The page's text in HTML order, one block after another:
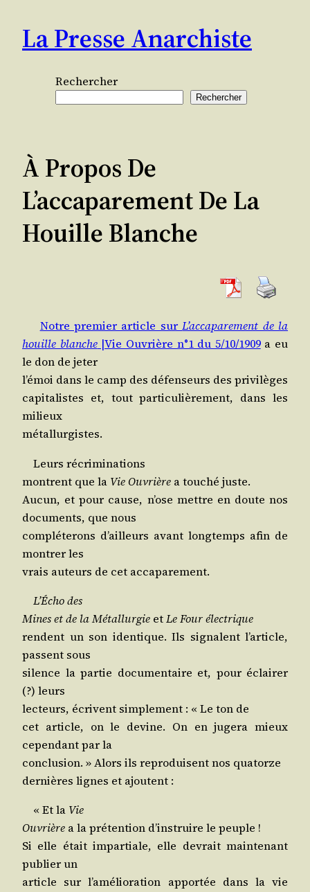
contenu
La Presse Anarchiste
Rechercher
Rechercher
À Propos De
L’accaparement De La
Houille Blanche
Notre pre­mier article surL’ac­ca­pa­re­ment de la
houille blanche|Vie Ouvrière n°1 du 5/​10/​1909a eu
le don de jeter
l’é­moi dans le camp des défen­seurs des privilèges
capi­ta­listes et, tout par­ti­cu­liè­re­ment, dans les
milieux
métallurgistes.
Leurs récriminations
montrent que la Vie Ouvrière a tou­ché juste.
Aucun, et pour cause, n’ose mettre en doute nos
docu­ments, que nous
com­plé­te­rons d’ailleurs avant long­temps afin de
mon­trer les
vrais auteurs de cet accaparement.
L’É­cho des
Mines et de la Métal­lur­gie etLe Four électrique
rendent un son iden­tique. Ils signalent l’ar­ticle,
passent sous
silence la par­tie docu­men­taire et, pour éclai­rer
(?) leurs
lec­teurs, écrivent sim­ple­ment : « Le ton de
cet article, on le devine. On en juge­ra mieux
cepen­dant par la
conclu­sion. » Alors ils repro­duisent nos quatorze
der­nières lignes et ajoutent :
« Et la Vie
Ouvrière a la pré­ten­tion d’ins­truire le peuple !
Si elle était impar­tiale, elle devrait main­te­nant
publier un
article sur l’a­mé­lio­ra­tion appor­tée dans la vie